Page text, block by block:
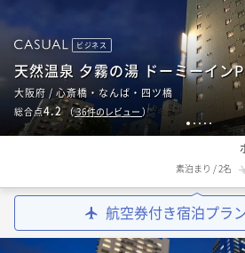
1 2345
ビジネス
天然温泉 夕霧の湯 ドーミーイン
大阪府 / 心斎橋・なんば・四ツ橋
総合点4.2（36件のレビュー ）
素泊まり /2名
航空券付き宿泊プラ